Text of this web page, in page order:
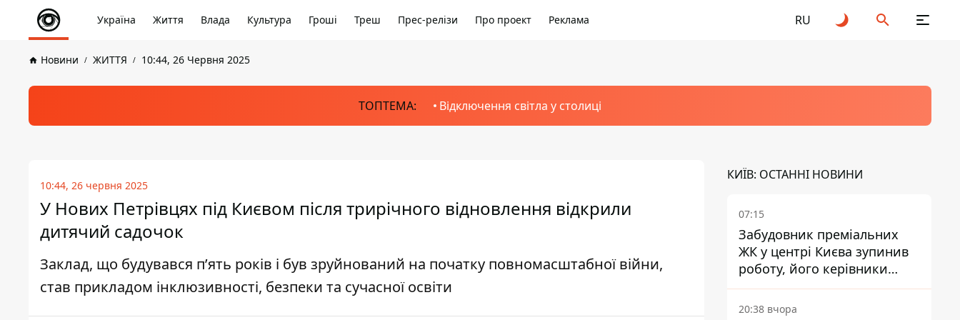
Україна Життя Влада Культура Гроші Треш Прес-релізи Про проект Реклама RU
Новини ЖИТТЯ 10:44, 26 Червня 2025
ТОПТЕМА: Відключення світла у столиці
10:44, 26 червня 2025
У Нових Петрівцях під Києвом після трирічного відновлення відкрили
дитячий садочок
Заклад, що будувався п’ять років і був зруйнований на початку повномасштабної війни,
став прикладом інклюзивності, безпеки та сучасної освіти
КИЇВ: ОСТАННІ НОВИНИ
07:15
Забудовник преміальних
ЖК у центрі Києва зупинив
роботу, його керівники
втекли з України - Bihus.info
20:38 вчора